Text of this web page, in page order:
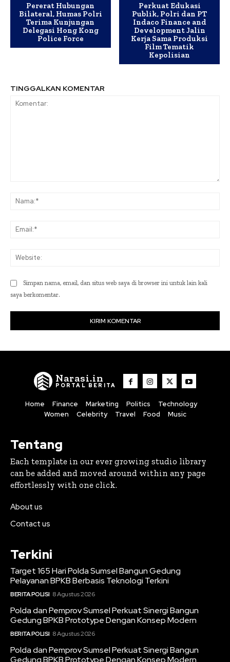
Pererat Hubungan
Bilateral, Humas Polri
Terima Kunjungan
Delegasi Hong Kong
Police Force
Perkuat Edukasi
Publik, Polri dan PT
Indaco Finance and
Development Jalin
Kerja Sama Produksi
Film Tematik
Kepolisian
TINGGALKAN KOMENTAR
Simpan nama, email, dan situs web saya di browser ini untuk lain kali
saya berkomentar.
Narasi.in
PORTAL BERITA
Home Finance Marketing Politics
Technology
Women
Celebrity Travel Food Music
Tentang
Each template in our ever growing studio library
can be added and moved around within any page
effortlessly with one click.
About us
Contact us
Terkini
Target 165 Hari Polda Sumsel Bangun Gedung
Pelayanan BPKB Berbasis Teknologi Terkini
BERITA POLISI 8 Agustus 2026
Polda dan Pemprov Sumsel Perkuat Sinergi Bangun
Gedung BPKB Prototype Dengan Konsep Modern
BERITA POLISI 8 Agustus 2026
Polda dan Pemprov Sumsel Perkuat Sinergi Bangun
Gedung BPKB Prototype Dengan Konsep Modern